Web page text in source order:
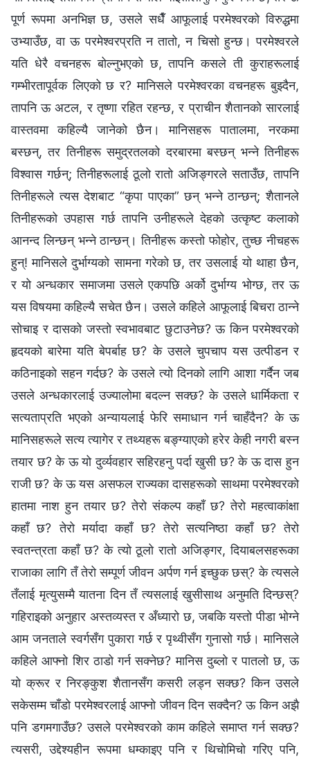
पूर्ण रूपमा अनभिज्ञ छ, उसले सधैँ आफूलाई परमेश्‍वरको विरुद्धमा
उभ्याउँछ, वा ऊ परमेश्‍वरप्रति न तातो, न चिसो हुन्छ। परमेश्‍वरले
यति धेरै वचनहरू बोल्नुभएको छ, तापनि कसले ती कुराहरूलाई
गम्भीरतापूर्वक लिएको छ र? मानिसले परमेश्‍वरका वचनहरू बुझ्दैन,
तापनि ऊ अटल, र तृष्णा रहित रहन्छ, र प्राचीन शैतानको सारलाई
वास्तवमा कहिल्यै जानेको छैन। मानिसहरू पातालमा, नरकमा
बस्छन्, तर तिनीहरू समुद्रतलको दरबारमा बस्छन् भन्‍ने तिनीहरू
विश्‍वास गर्छन्; तिनीहरूलाई ठूलो रातो अजिङ्गरले सताउँछ, तापनि
तिनीहरूले त्यस देशबाट “कृपा पाएका” छन् भन्‍ने ठान्छन्; शैतानले
तिनीहरूको उपहास गर्छ तापनि उनीहरूले देहको उत्कृष्ट कलाको
आनन्द लिन्छन् भन्‍ने ठान्छन्। तिनीहरू कस्तो फोहोर, तुच्छ नीचहरू
हुन्! मानिसले दुर्भाग्यको सामना गरेको छ, तर उसलाई यो थाहा छैन,
र यो अन्धकार समाजमा उसले एकपछि अर्को दुर्भाग्य भोग्छ, तर ऊ
यस विषयमा कहिल्यै सचेत छैन। उसले कहिले आफूलाई बिचरा ठान्‍ने
सोचाइ र दासको जस्तो स्वभावबाट छुटाउनेछ? ऊ किन परमेश्‍वरको
हृदयको बारेमा यति बेपर्बाह छ? के उसले चुपचाप यस उत्पीडन र
कठिनाइको सहन गर्दछ? के उसले त्यो दिनको लागि आशा गर्दैन जब
उसले अन्धकारलाई उज्यालोमा बदल्न सक्छ? के उसले धार्मिकता र
सत्यताप्रति भएको अन्यायलाई फेरि समाधान गर्न चाहँदैन? के ऊ
मानिसहरूले सत्य त्यागेर र तथ्यहरू बङ्ग्याएको हरेर केही नगरी बस्‍न
तयार छ? के ऊ यो दुर्व्यवहार सहिरहनु पर्दा खुसी छ? के ऊ दास हुन
राजी छ? के ऊ यस असफल राज्यका दासहरूको साथमा परमेश्‍वरको
हातमा नाश हुन तयार छ? तेरो संकल्प कहाँ छ? तेरो महत्वाकांक्षा
कहाँ छ? तेरो मर्यादा कहाँ छ? तेरो सत्यनिष्ठा कहाँ छ? तेरो
स्वतन्त्रता कहाँ छ? के त्यो ठूलो रातो अजिङ्गर, दियाबलसहरूका
राजाका लागि तँ तेरो सम्पूर्ण जीवन अर्पण गर्न इच्छुक छस्? के त्यसले
तँलाई मृत्युसम्मै यातना दिन तँ त्यसलाई खुसीसाथ अनुमति दिन्छस्?
गहिराइको अनुहार अस्तव्यस्त र अँध्यारो छ, जबकि यस्तो पीडा भोग्ने
आम जनताले स्वर्गसँग पुकारा गर्छ र पृथ्वीसँग गुनासो गर्छ। मानिसले
कहिले आफ्नो शिर ठाडो गर्न सक्‍नेछ? मानिस दुब्लो र पातलो छ, ऊ
यो क्रूर र निरङ्कुश शैतानसँग कसरी लड्न सक्छ? किन उसले
सकेसम्म चाँडो परमेश्‍वरलाई आफ्नो जीवन दिन सक्दैन? ऊ किन अझै
पनि डगमगाउँछ? उसले परमेश्‍वरको काम कहिले समाप्त गर्न सक्छ?
त्यसरी, उद्देश्यहीन रूपमा धम्काइए पनि र थिचोमिचो गरिए पनि,